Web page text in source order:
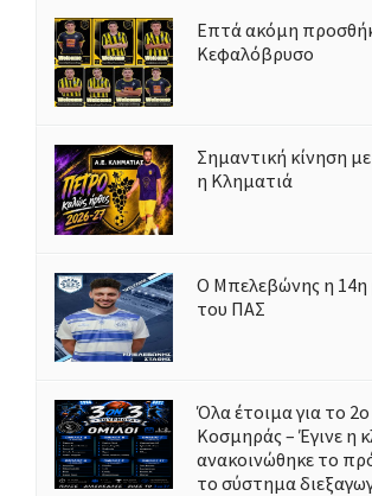
Επτά ακόμη
Κεφαλόβρυσο
Σημαντική κίνηση
η Κληματιά
Ο Μπελεβώνης η
του ΠΑΣ
Όλα έτοιμα για το
Κοσμηράς – Έγινε η
ανακοινώθηκε το
το σύστημα